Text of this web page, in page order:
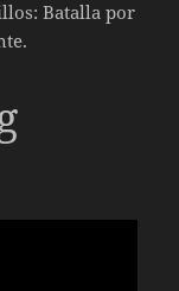
Batalla por